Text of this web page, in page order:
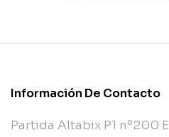
Información De Contacto
Partida Altabix P1 nº200 E